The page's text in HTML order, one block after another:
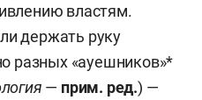
властям.
держать руку
разных «ауешников»*
— прим. ред.) —